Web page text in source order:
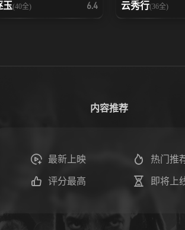
玉(40全) 6.4 云秀行(36全)
内容推荐
最新上映 热门推
评分最高 即将上